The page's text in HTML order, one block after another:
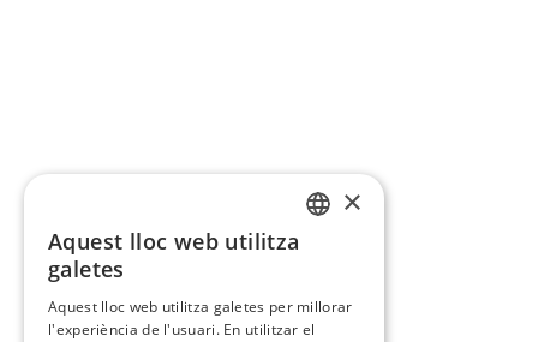
×
Aquest lloc web utilitza
galetes
Aquest lloc web utilitza galetes per millorar
l'experiència de l'usuari. En utilitzar el